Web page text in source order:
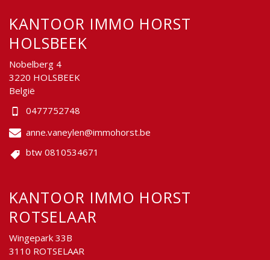
KANTOOR IMMO HORST
HOLSBEEK
Nobelberg 4
3220 HOLSBEEK
België
0477752748
anne.vaneylen@immohorst.be
btw 0810534671
KANTOOR IMMO HORST
ROTSELAAR
Wingepark 33B
3110 ROTSELAAR